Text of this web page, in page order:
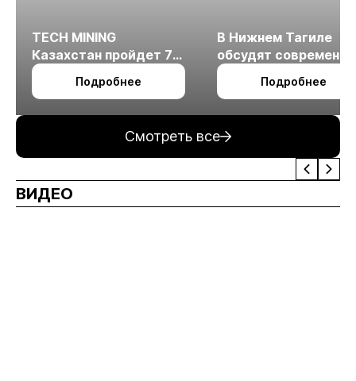
TECH MINING
Казахстан пройдет 7
октября в Алматы
Подробнее
В Нижнем Тагиле
обсудят
технологии
измельчения
Подробнее
Смотреть все
ВИДЕО